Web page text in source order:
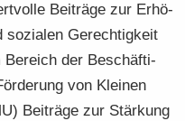
Bei­trä­ge zur Er­hö­
so­zia­len Ge­rech­tig­keit
Be­reich der Be­schäf­ti­
von Klei­nen
Bei­trä­ge zur Stär­kung